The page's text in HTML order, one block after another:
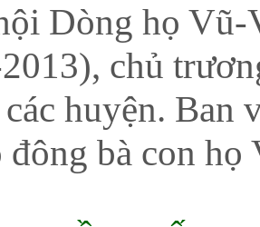
họ Vũ-
chủ
huyện. Ban
đông bà con